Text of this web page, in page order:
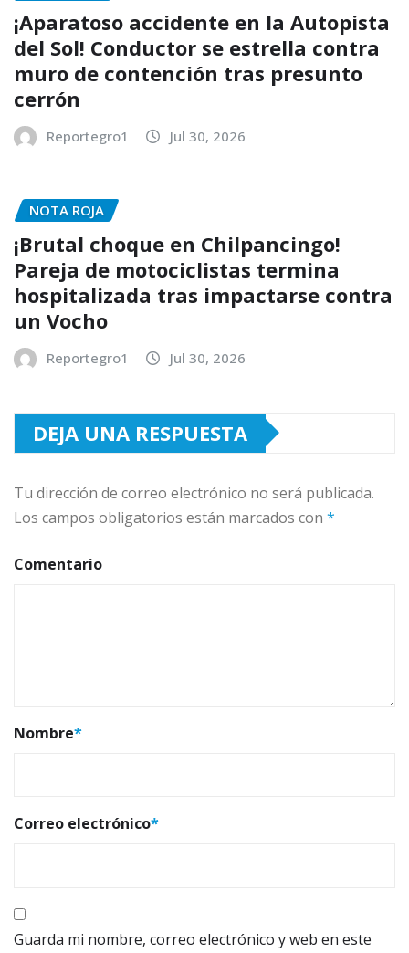
¡Aparatoso accidente en la Autopista
del Sol! Conductor se estrella contra
muro de contención tras presunto
cerrón
Reportegro1 Jul 30, 2026
NOTA ROJA
¡Brutal choque en Chilpancingo!
Pareja de motociclistas termina
hospitalizada tras impactarse contra
un Vocho
Reportegro1 Jul 30, 2026
DEJA UNA RESPUESTA
Tu dirección de correo electrónico no será publicada.
Los campos obligatorios están marcados con *
Comentario
Nombre*
Correo electrónico*
Guarda mi nombre, correo electrónico y web en este